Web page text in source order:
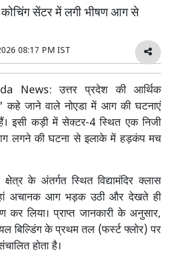
कोचिंग सेंटर में लगी भीषण आग से
08:17 PM IST
News: उत्तर प्रदेश की आर्थिक
कहे जाने वाले नोएडा में आग की घटनाएं
इसी कड़ी में सेक्टर-4 स्थित एक निजी
लगने की घटना से इलाके में हड़कंप मच
के अंतर्गत स्थित विद्यामंदिर क्लास
अचानक आग भड़क उठी और देखते ही
लिया। प्राप्त जानकारी के अनुसार,
बिल्डिंग के प्रथम तल (फर्स्ट फ्लोर) पर
होता है।